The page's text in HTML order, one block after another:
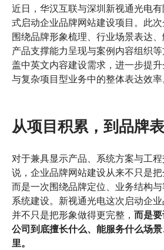
近日，华汉互联与深圳新视通光电
式启动企业品牌网站建设项目。此
围绕品牌形象梳理、行业场景表达、
产品支撑能力呈现与案例内容组织
盖中英文内容建设需求，进一步提
与复杂项目型业务中的整体表达效率
从项目积累，到品牌
对于兼具显示产品、系统方案与工
说，企业品牌网站建设从来不只是把
而是一次围绕品牌定位、业务结构
系统建设。新视通光电这次启动企
并不只是把形象做得更完整， 而是
公司到底擅长什么、能服务什么场
里。